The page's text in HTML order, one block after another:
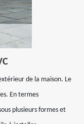
de la maison. Le
En termes
plusieurs formes et